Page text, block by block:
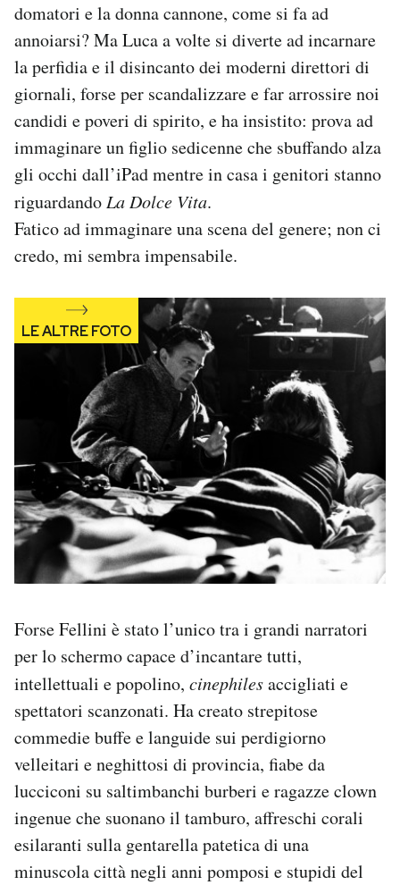
domatori e la donna cannone, come si fa ad
annoiarsi? Ma Luca a volte si diverte ad incarnare
la perfidia e il disincanto dei moderni direttori di
giornali, forse per scandalizzare e far arrossire noi
candidi e poveri di spirito, e ha insistito: prova ad
immaginare un figlio sedicenne che sbuffando alza
gli occhi dall’iPad mentre in casa i genitori stanno
riguardando La Dolce Vita.
Fatico ad immaginare una scena del genere; non ci
credo, mi sembra impensabile.
Forse Fellini è stato l’unico tra i grandi narratori
per lo schermo capace d’incantare tutti,
intellettuali e popolino, cinephilesaccigliati e
spettatori scanzonati. Ha creato strepitose
commedie buffe e languide sui perdigiorno
velleitari e neghittosi di provincia, fiabe da
lucciconi su saltimbanchi burberi e ragazze clown
ingenue che suonano il tamburo, affreschi corali
esilaranti sulla gentarella patetica di una
minuscola città negli anni pomposi e stupidi del